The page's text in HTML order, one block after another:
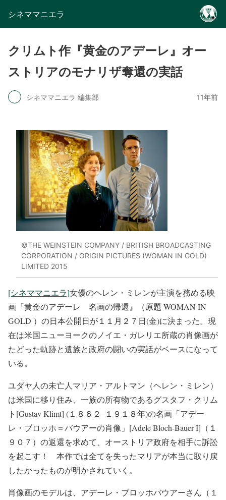
シネママニエラ
クリムト作『黄金のアデーレ』オー
ストリアのモナリザ奪還の実話
シネママニエラ 編集部 11年前
©THE WEINSTEIN COMPANY / BRITISH BROADCASTING
CORPORATION / ORIGIN PICTURES (WOMAN IN GOLD)
LIMITED 2015
[シネママニエラ]女優のヘレン・ミレンが主演を務める映
画『黄金のアデーレ 名画の帰還』（原題 WOMAN IN
GOLD ）の日本公開日が１１月２７日(金)に決まった。現
在は米国ニューヨークのノイエ・ガレリエ所蔵の肖像画が
たどった軌跡と遺族と政府の闘いの実話がベースになって
いる。
ユダヤ人の未亡人マリア・アルトマン（ヘレン・ミレン）
は米国に移り住み、一族の所有物であるグスタフ・クリム
ト[Gustav Klimt] (１８６２–１９１８年)の名画「アデー
レ・ブロッホ＝バウアーの肖像」[Adele Bloch-Bauer I]（１
９０７）の返還を求めて、オーストリア政府を相手に訴訟
を起こす！ 本作では全てを失ったマリアが本当に取り戻
したかったものが明かされていく。
肖像画のモデルは、アデーレ・ブロッホバウアーさん（１